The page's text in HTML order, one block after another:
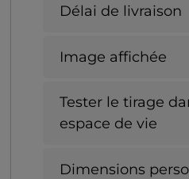
Délai de livraison
Image affichée
Tester le tirage
espace de vie
Dimensions